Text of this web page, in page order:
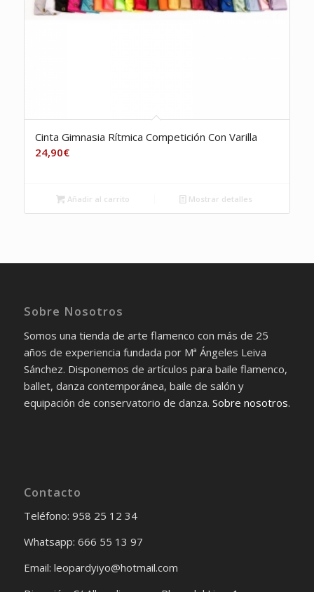
Cinta Gimnasia Rítmica Competición Con Varilla
24,90€
Añadir al carrito Mostrar detalles
Sobre Nosotros
Somos una tienda de arte flamenco con más de 25
años de experiencia fundada por Mª Ángeles Leiva
Sánchez. Disponemos de artículos para baile flamenco,
ballet, danza contemporánea, baile de salón y
equipación de conservatorio de danza. Sobre nosotros.
Contacto
Teléfono: 958 25 12 34
Whatsapp: 666 55 13 97
Email: leopardyiyo@hotmail.com